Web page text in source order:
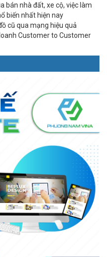
bán nhà đất, xe cộ, việc làm
biến nhất hiện nay
cũ qua mạng hiệu quả
Customer to Customer